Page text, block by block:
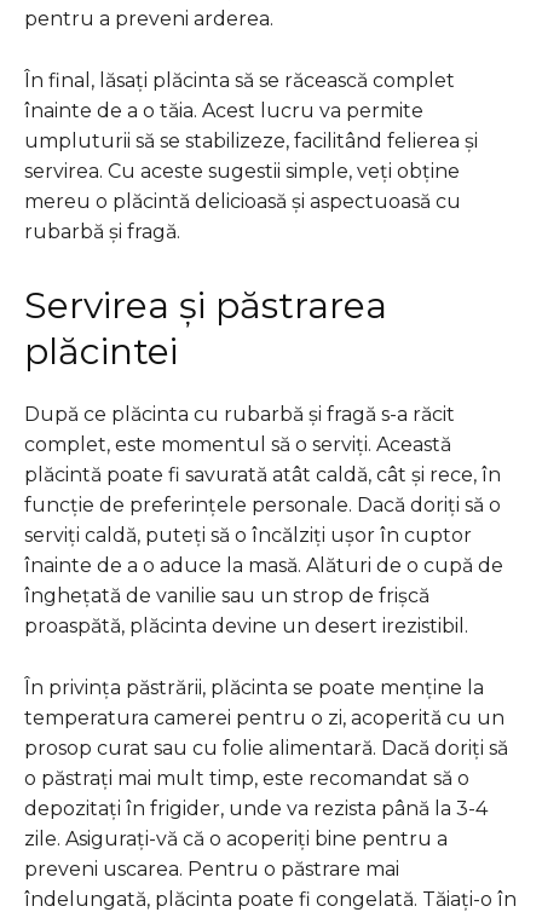
pentru a preveni arderea.
În final, lăsați plăcinta să se răcească complet
înainte de a o tăia. Acest lucru va permite
umpluturii să se stabilizeze, facilitând felierea și
servirea. Cu aceste sugestii simple, veți obține
mereu o plăcintă delicioasă și aspectuoasă cu
rubarbă și fragă.
Servirea și păstrarea
plăcintei
După ce plăcinta cu rubarbă și fragă s-a răcit
complet, este momentul să o serviți. Această
plăcintă poate fi savurată atât caldă, cât și rece, în
funcție de preferințele personale. Dacă doriți să o
serviți caldă, puteți să o încălziți ușor în cuptor
înainte de a o aduce la masă. Alături de o cupă de
înghețată de vanilie sau un strop de frișcă
proaspătă, plăcinta devine un desert irezistibil.
În privința păstrării, plăcinta se poate menține la
temperatura camerei pentru o zi, acoperită cu un
prosop curat sau cu folie alimentară. Dacă doriți să
o păstrați mai mult timp, este recomandat să o
depozitați în frigider, unde va rezista până la 3-4
zile. Asigurați-vă că o acoperiți bine pentru a
preveni uscarea. Pentru o păstrare mai
îndelungată, plăcinta poate fi congelată. Tăiați-o în